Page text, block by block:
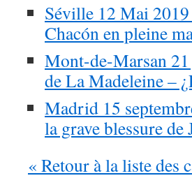
Séville 12 Mai
Chacón en pleine
Mont-de-Marsan
de La Madeleine –
Madrid 15
la grave blessure de
« Retour à la liste des